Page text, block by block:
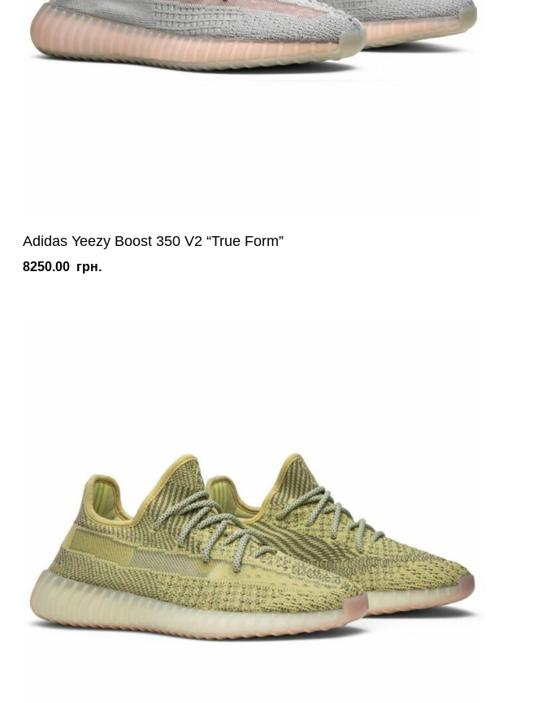
Adidas Yeezy Boost 350 V2 “True Form”
8250.00 грн.